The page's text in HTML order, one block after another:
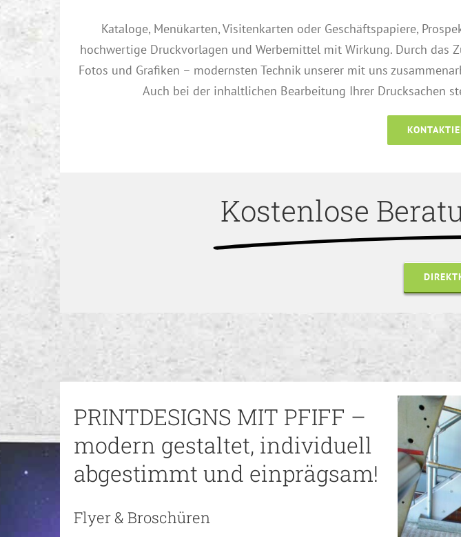
Kataloge, Menükarten, Visitenkarten oder Geschäftspapiere,
hochwertige Druckvorlagen und Werbemittel mit Wirkung. Durch
Fotos und Grafiken – modernsten Technik unserer mit uns
Auch bei der inhaltlichen Bearbeitung Ihrer Drucksachen
Kostenlose
PRINTDESIGNS MIT PFIFF –
modern gestaltet, individuell
abgestimmt und einprägsam!
Flyer & Broschüren